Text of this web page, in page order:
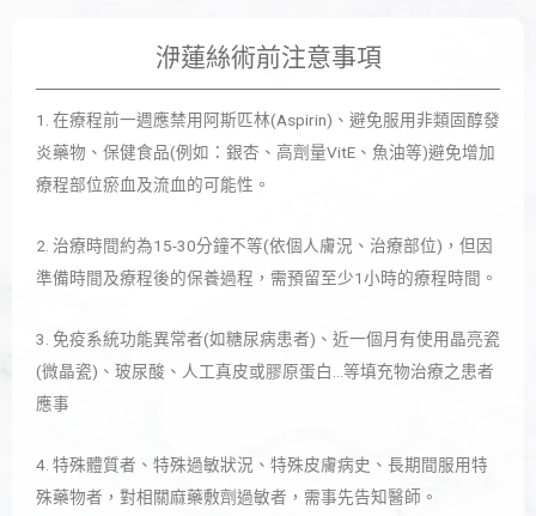
洢蓮絲術前注意事項
1. 在療程前一週應禁用阿斯匹林(Aspirin)、避免服用非類固醇發
炎藥物、保健食品(例如：銀杏、高劑量VitE、魚油等)避免增加
療程部位瘀血及流血的可能性。
2. 治療時間約為15-30分鐘不等(依個人膚況、治療部位)，但因
準備時間及療程後的保養過程，需預留至少1小時的療程時間。
3. 免疫系統功能異常者(如糖尿病患者)、近一個月有使用晶亮瓷
(微晶瓷)、玻尿酸、人工真皮或膠原蛋白…等填充物治療之患者
應事
4. 特殊體質者、特殊過敏狀況、特殊皮膚病史、長期間服用特
殊藥物者，對相關麻藥敷劑過敏者，需事先告知醫師。